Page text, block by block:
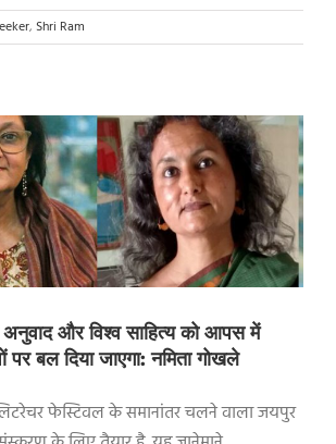
, Shri Ram
और विश्व साहित्य को आपस में
पर बल दिया जाएगा: नमिता गोखले
फेस्टिवल के समानांतर चलने वाला जयपुर